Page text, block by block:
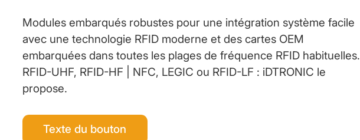
Modules embarqués robustes pour une intégration système facile
avec une technologie RFID moderne et des cartes OEM
embarquées dans toutes les plages de fréquence RFID habituelles.
RFID-UHF, RFID-HF | NFC, LEGIC ou RFID-LF : iDTRONIC le
propose.
Texte du bouton